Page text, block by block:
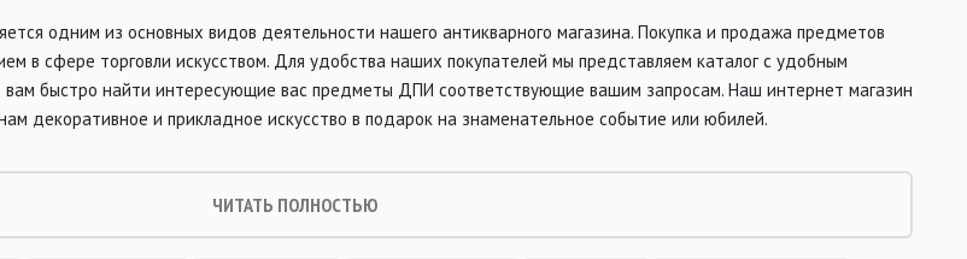
одним из основных видов деятельности нашего антикварного магазина. Покупка и продажа предметов
в сфере торговли искусством. Для удобства наших покупателей мы представляем каталог с удобным
вам быстро найти интересующие вас предметы ДПИ соответствующие вашим запросам. Наш интернет магазин
декоративное и прикладное искусство в подарок на знаменательное событие или юбилей.
ЧИТАТЬ ПОЛНОСТЬЮ